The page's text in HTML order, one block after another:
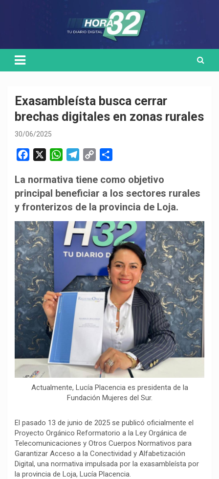
Exasambleísta busca cerrar
brechas digitales en zonas rurales
30/06/2025
c
e
b
o
k
W
a
t
s
p
p
l
e
g
a
m
p
y
L
n
k
m
p
a
t
i
r
La normativa tiene como objetivo
principal beneficiar a los sectores rurales
y fronterizos de la provincia de Loja.
Actualmente, Lucía Placencia es presidenta de la
Fundación Mujeres del Sur.
El pasado 13 de junio de 2025 se publicó oficialmente el
Proyecto Orgánico Reformatorio a la Ley Orgánica de
Telecomunicaciones y Otros Cuerpos Normativos para
Garantizar Acceso a la Conectividad y Alfabetización
Digital, una normativa impulsada por la exasambleísta por
la provincia de Loja, Lucía Placencia.